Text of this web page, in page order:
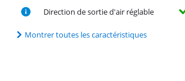
Direction de sortie d'air réglable
Montrer toutes les caractéristiques